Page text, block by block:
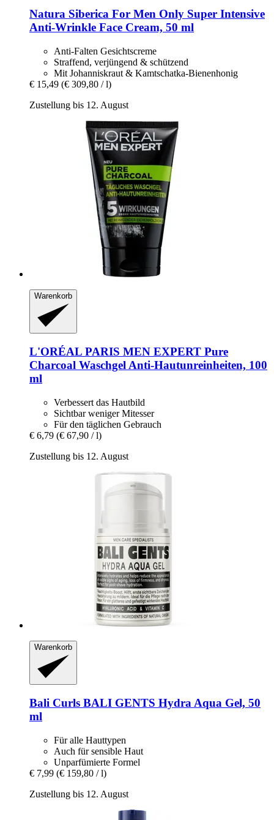
Natura Siberica For Men Only Super Intensive
Anti-​Wrinkle Face Cream, 50 ml
Anti-Falten Gesichtscreme
Straffend, verjüngend & schützend
Mit Johanniskraut & Kamtschatka-Bienenhonig
€ 15,49 (€ 309,80 / l)
Zustellung bis 12. August
Warenkorb
L'ORÉAL PARIS MEN EXPERT Pure
Charcoal Waschgel Anti-​Hautunreinheiten, 100
ml
Verbessert das Hautbild
Sichtbar weniger Mitesser
Für den täglichen Gebrauch
€ 6,79 (€ 67,90 / l)
Zustellung bis 12. August
Warenkorb
Bali Curls BALI GENTS Hydra Aqua Gel, 50
ml
Für alle Hauttypen
Auch für sensible Haut
Unparfümierte Formel
€ 7,99 (€ 159,80 / l)
Zustellung bis 12. August